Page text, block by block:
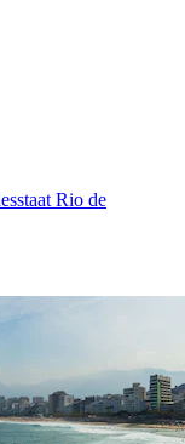
Rio de